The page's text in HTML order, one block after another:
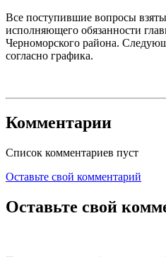
Все поступившие вопросы
исполняющего обязанности
Черноморского района.
согласно графика.
Комментарии
Список комментариев пуст
Оставьте свой комментарий
Оставьте свой